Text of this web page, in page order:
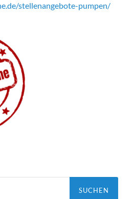
stellenangebote-pumpen/